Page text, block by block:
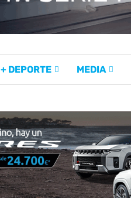
+ DEPORTE MEDIA